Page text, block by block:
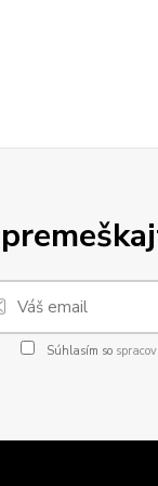
Súhlasím so